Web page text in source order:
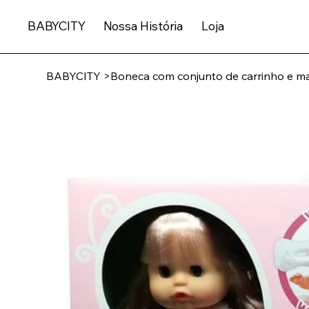
BABYCITY Nossa História Loja
BABYCITY >Boneca com conjunto de carrinho e